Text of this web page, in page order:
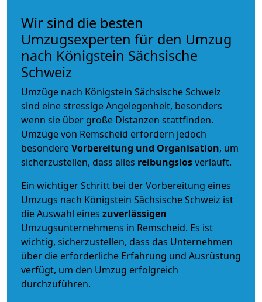
Wir sind die besten
Umzugsexperten für den Umzug
nach Königstein Sächsische
Schweiz
Umzüge nach Königstein Sächsische Schweiz
sind eine stressige Angelegenheit, besonders
wenn sie über große Distanzen stattfinden.
Umzüge von Remscheid erfordern jedoch
besondereVorbereitung und Organisation, um
sicherzustellen, dass alles reibungslosverläuft.
Ein wichtiger Schritt bei der Vorbereitung eines
Umzugs nach Königstein Sächsische Schweiz ist
die Auswahl eines zuverlässigen
Umzugsunternehmens in Remscheid. Es ist
wichtig, sicherzustellen, dass das Unternehmen
über die erforderliche Erfahrung und Ausrüstung
verfügt, um den Umzug erfolgreich
durchzuführen.